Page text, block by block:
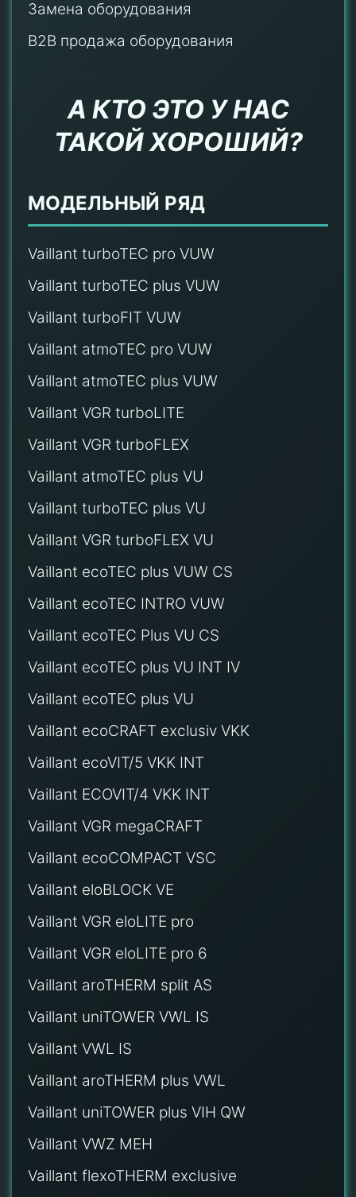
Замена оборудования
B2B продажа оборудования
А КТО ЭТО У НАС
ТАКОЙ ХОРОШИЙ?
МОДЕЛЬНЫЙ РЯД
Vaillant turboTEC pro VUW
Vaillant turboTEC plus VUW
Vaillant turboFIT VUW
Vaillant atmoTEC pro VUW
Vaillant atmoTEC plus VUW
Vaillant VGR turboLITE
Vaillant VGR turboFLEX
Vaillant atmoTEC plus VU
Vaillant turboTEC plus VU
Vaillant VGR turboFLEX VU
Vaillant ecoTEC plus VUW CS
Vaillant ecoTEC INTRO VUW
Vaillant ecoTEC Plus VU CS
Vaillant ecoTEC plus VU INT IV
Vaillant ecoTEC plus VU
Vaillant ecoCRAFT exclusiv VKK
Vaillant ecoVIT/5 VKK INT
Vaillant ECOVIT/4 VKK INT
Vaillant VGR megaCRAFT
Vaillant ecoCOMPACT VSC
Vaillant eloBLOCK VE
Vaillant VGR eloLITE pro
Vaillant VGR eloLITE pro 6
Vaillant aroTHERM split AS
Vaillant uniTOWER VWL IS
Vaillant VWL IS
Vaillant aroTHERM plus VWL
Vaillant uniTOWER plus VIH QW
Vaillant VWZ MEH
Vaillant flexoTHERM exclusive